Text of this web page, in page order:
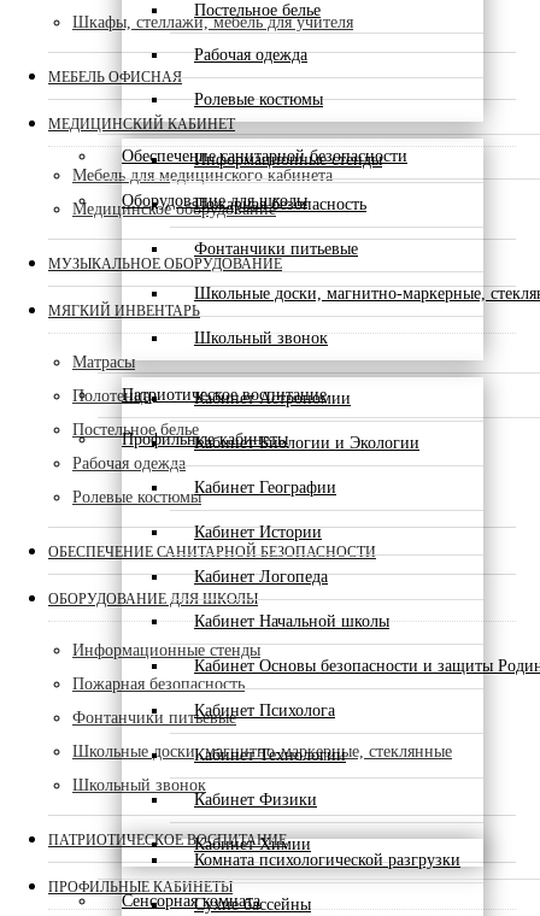
Постельное белье
Рабочая одежда
Ролевые костюмы
Обеспечение санитарной безопасности
Оборудование для школы
Информационные стенды
Пожарная безопасность
Фонтанчики питьевые
Школьные доски, магнитно-маркерные,
Школьный звонок
Патриотическое воспитание
Профильные кабинеты
Кабинет Астрономии
Кабинет Биологии и Экологии
Кабинет Географии
Кабинет Истории
Кабинет Логопеда
Кабинет Начальной школы
Кабинет Основы безопасности и защиты
Кабинет Психолога
Кабинет Технологии
Кабинет Физики
Кабинет Химии
Сенсорная комната
Комната психологической разгрузки
Сухие бассейны
Шкафы, стеллажи, мебель для учителя
МЕБЕЛЬ ОФИСНАЯ
МЕДИЦИНСКИЙ КАБИНЕТ
Мебель для медицинского кабинета
Медицинское оборудование
МУЗЫКАЛЬНОЕ ОБОРУДОВАНИЕ
МЯГКИЙ ИНВЕНТАРЬ
Матрасы
Полотенца
Постельное белье
Рабочая одежда
Ролевые костюмы
ОБЕСПЕЧЕНИЕ САНИТАРНОЙ БЕЗОПАСНОСТИ
ОБОРУДОВАНИЕ ДЛЯ ШКОЛЫ
Информационные стенды
Пожарная безопасность
Фонтанчики питьевые
Школьные доски, магнитно-маркерные, стеклянные
Школьный звонок
ПАТРИОТИЧЕСКОЕ ВОСПИТАНИЕ
ПРОФИЛЬНЫЕ КАБИНЕТЫ